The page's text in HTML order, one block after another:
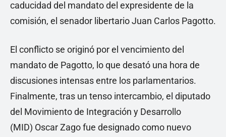
caducidad del mandato del expresidente de la
comisión, el senador libertario Juan Carlos Pagotto.
El conflicto se originó por el vencimiento del
mandato de Pagotto, lo que desató una hora de
discusiones intensas entre los parlamentarios.
Finalmente, tras un tenso intercambio, el diputado
del Movimiento de Integración y Desarrollo
(MID) Oscar Zago fue designado como nuevo